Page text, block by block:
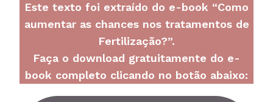
Este texto foi extraído do e-book “Como
aumentar as chances nos tratamentos de
Fertilização?”.
Faça o download gratuitamente do e-
book completo clicando no botão abaixo: